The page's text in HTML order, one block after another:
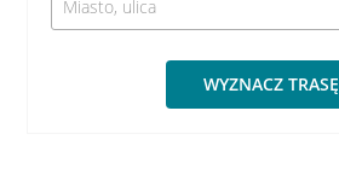
WYZNACZ TRASĘ